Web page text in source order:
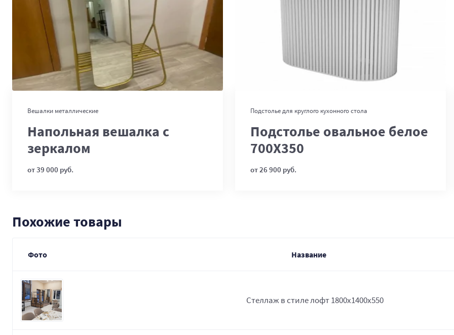
Вешалки металлические
Напольная вешалка с
зеркалом
от 39 000 руб.
В корзину
Подстолье для круглого кухонного стола
Подстолье овальное белое
700Х350
от 26 900 руб.
Похожие товары
Фото Название
Стеллаж в стиле лофт 1800х1400х550